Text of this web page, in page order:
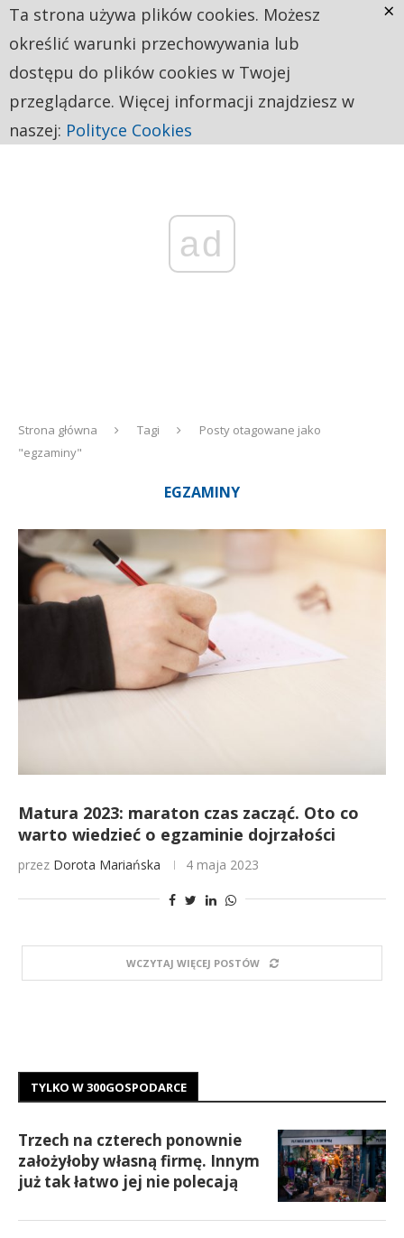
ad
Strona główna Tagi
Posty otagowane jako
"egzaminy"
EGZAMINY
Matura 2023: maraton czas zacząć. Oto co
warto wiedzieć o egzaminie dojrzałości
przez Dorota Mariańska 4 maja 2023
WCZYTAJ WIĘCEJ POSTÓW
TYLKO W 300GOSPODARCE
Trzech na czterech ponownie
założyłoby własną firmę. Innym
już tak łatwo jej nie polecają
Ta strona używa plików cookies. Możesz
określić warunki przechowywania lub
dostępu do plików cookies w Twojej
przeglądarce. Więcej informacji znajdziesz w
naszej: Polityce Cookies
×